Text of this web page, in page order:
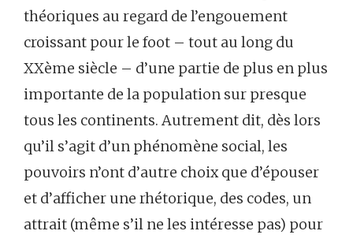
théoriques au regard de l’engouement
croissant pour le foot – tout au long du
XXème siècle – d’une partie de plus en plus
importante de la population sur presque
tous les continents. Autrement dit, dès lors
qu’il s’agit d’un phénomène social, les
pouvoirs n’ont d’autre choix que d’épouser
et d’afficher une rhétorique, des codes, un
attrait (même s’il ne les intéresse pas) pour